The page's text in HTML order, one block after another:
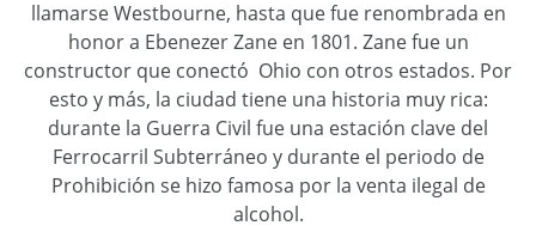
llamarse Westbourne, hasta que fue renombrada en
honor a Ebenezer Zane en 1801. Zane fue un
constructor que conectó Ohio con otros estados. Por
esto y más, la ciudad tiene una historia muy rica:
durante la Guerra Civil fue una estación clave del
Ferrocarril Subterráneo y durante el periodo de
Prohibición se hizo famosa por la venta ilegal de
alcohol.